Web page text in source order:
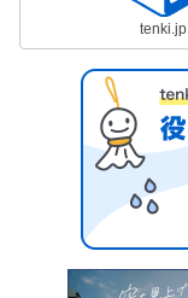
tenki.jp